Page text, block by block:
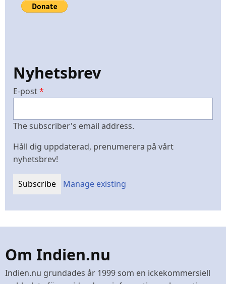
Nyhetsbrev
E-post
The subscriber's email address.
Håll dig uppdaterad, prenumerera på vårt
nyhetsbrev!
Manage existing
Om Indien.nu
Indien.nu grundades år 1999 som en ickekommersiell